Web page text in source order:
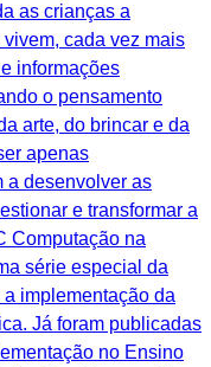
as crianças a
cada vez mais
informações
o pensamento
arte, do brincar e da
apenas
a desenvolver as
e transformar a
Computação na
série especial da
implementação da
Já foram publicadas
no Ensino